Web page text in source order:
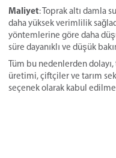
Maliyet: Toprak altı damla
daha yüksek verimlilik
yöntemlerine göre daha
süre dayanıklı ve düşük
Tüm bu nedenlerden
üretimi, çiftçiler ve tarım
seçenek olarak kabul